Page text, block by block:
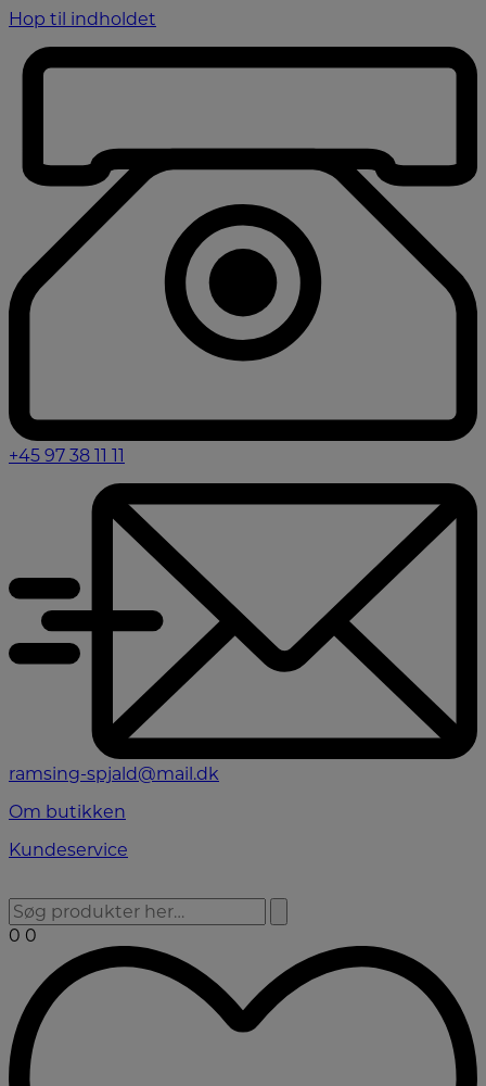
Hop til indholdet
+45 97 38 11 11
ramsing-spjald@mail.dk
Om butikken
Kundeservice
0 0